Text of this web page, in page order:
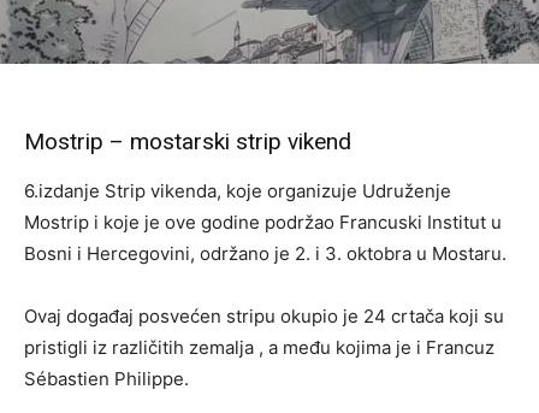
Mostrip – mostarski strip vikend
6.izdanje Strip vikenda, koje organizuje Udruženje
Mostrip i koje je ove godine podržao Francuski Institut u
Bosni i Hercegovini, održano je 2. i 3. oktobra u Mostaru.
Ovaj događaj posvećen stripu okupio je 24 crtača koji su
pristigli iz različitih zemalja , a među kojima je i Francuz
Sébastien Philippe.